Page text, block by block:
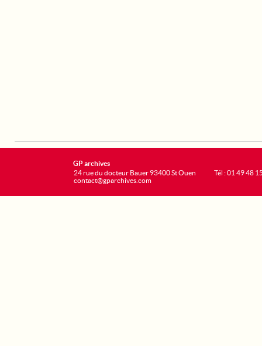
GP archives
24 rue du docteur Bauer 93400 St Ouen
contact@gparchives.com
Tél : 01 49 48